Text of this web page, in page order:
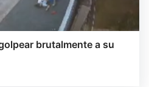
brutalmente a su